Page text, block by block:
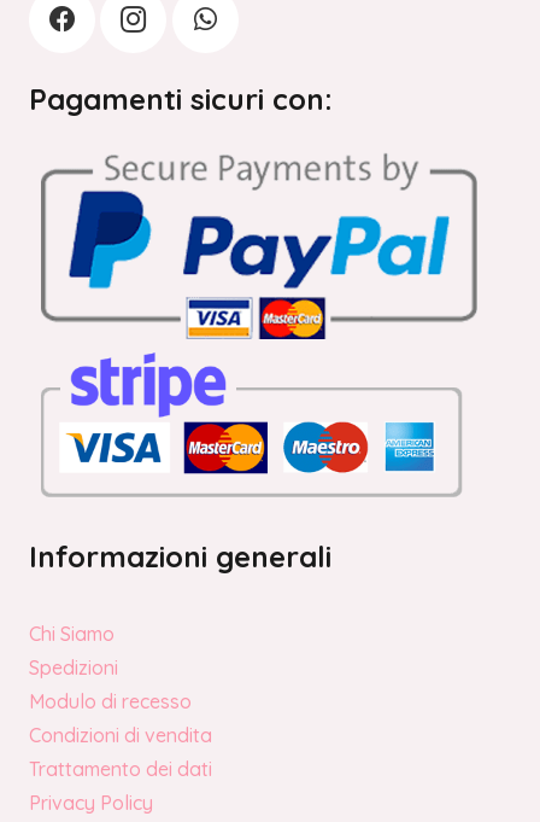
Pagamenti sicuri con:
Informazioni generali
Chi Siamo
Spedizioni
Modulo di recesso
Condizioni di vendita
Trattamento dei dati
Privacy Policy